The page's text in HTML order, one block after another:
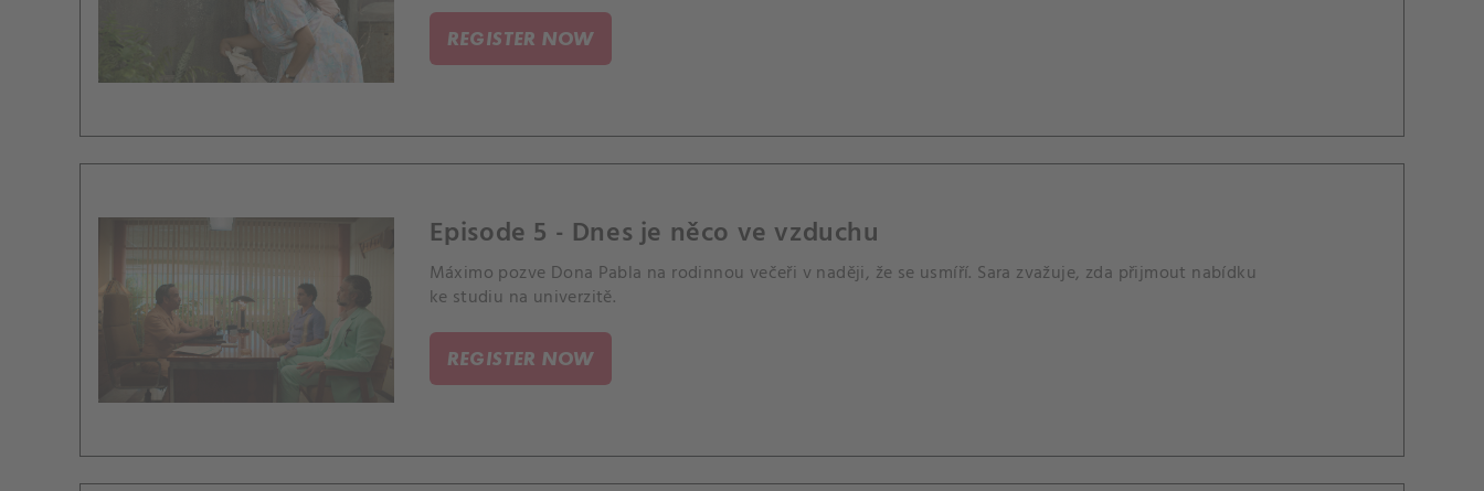
REGISTER NOW
Episode 5 - Dnes je něco ve vzduchu
Máximo pozve Dona Pabla na rodinnou večeři v naději, že se usmíří. Sara zvažuje, zda přijmout nabídku
ke studiu na univerzitě.
REGISTER NOW